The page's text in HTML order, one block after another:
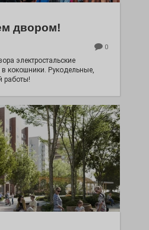
двором!
0
электростальские
кокошники. Рукодельные,
работы!